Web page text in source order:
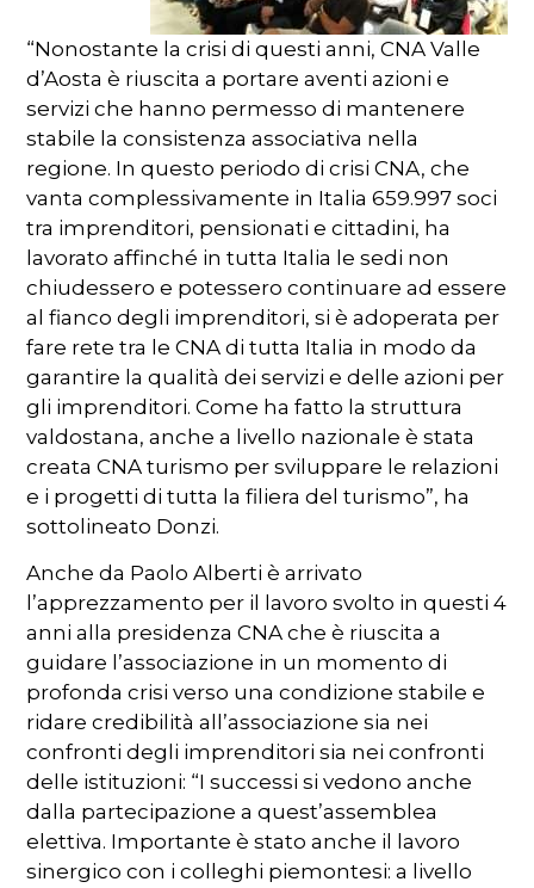
“Nonostante la crisi di questi anni, CNA Valle
d’Aosta è riuscita a portare aventi azioni e
servizi che hanno permesso di mantenere
stabile la consistenza associativa nella
regione. In questo periodo di crisi CNA, che
vanta complessivamente in Italia 659.997 soci
tra imprenditori, pensionati e cittadini, ha
lavorato affinché in tutta Italia le sedi non
chiudessero e potessero continuare ad essere
al fianco degli imprenditori, si è adoperata per
fare rete tra le CNA di tutta Italia in modo da
garantire la qualità dei servizi e delle azioni per
gli imprenditori. Come ha fatto la struttura
valdostana, anche a livello nazionale è stata
creata CNA turismo per sviluppare le relazioni
e i progetti di tutta la filiera del turismo”, ha
sottolineato Donzi.
Anche da Paolo Alberti è arrivato
l’apprezzamento per il lavoro svolto in questi 4
anni alla presidenza CNA che è riuscita a
guidare l’associazione in un momento di
profonda crisi verso una condizione stabile e
ridare credibilità all’associazione sia nei
confronti degli imprenditori sia nei confronti
delle istituzioni: “I successi si vedono anche
dalla partecipazione a quest’assemblea
elettiva. Importante è stato anche il lavoro
sinergico con i colleghi piemontesi: a livello